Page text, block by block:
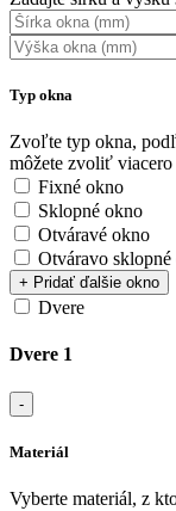
Typ okna
Zvoľte typ okna,
môžete zvoliť viacero
Fixné okno
Sklopné okno
Otváravé okno
Otváravo sklopné
+ Pridať ďalšie okno
Dvere
Dvere 1
-
Materiál
Vyberte materiál, z